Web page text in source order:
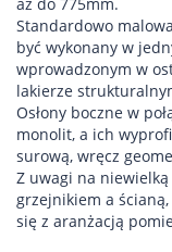
Standardowo
być wykonany w
wprowadzonym w
lakierze
Osłony boczne w
monolit, a ich
surową, wręcz
Z uwagi na
grzejnikiem a
się z aranżacją